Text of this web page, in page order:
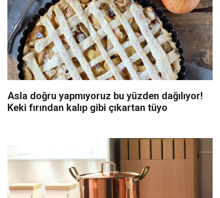
Asla doğru yapmıyoruz bu yüzden dağılıyor!
Keki fırından kalıp gibi çıkartan tüyo